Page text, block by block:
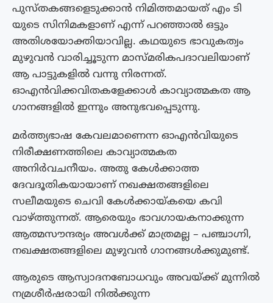
പുസ്തകങ്ങളെടുക്കാൻ നിമിത്തമായത് എം ടി
യുടെ സിനിമകളാണ് എന്ന് പറഞ്ഞാൽ ഒട്ടും
അതിശയോക്തിയാവില്ല. കഥയുടെ ഭാവുകത്വം
മുഴുവൻ വാരിച്ചൂടുന്ന മാസ്മരികപദാവലിയാണ്
ആ പാട്ടുകളിൽ വന്നു നിരന്നത്.
ഓഎൻവിക്കവിതകളേക്കാൾ കാവ്യാത്മകത ആ
ഗാനങ്ങളിൽ ഇന്നും അനുഭവപ്പെടുന്നു.
മർത്ത്യഭാഷ കേവലമാണെന്ന ഓഎൻവിയുടെ
നിരീക്ഷണത്തിലെ കാവ്യാത്മകത
അനിർവചനീയം. അതു കേൾക്കാത്ത
ദേവദൂതികയായാണ് നഖക്ഷതങ്ങളിലെ
സലീമയുടെ ചെവി കേൾക്കായ്കയെ കവി
വാഴ്ത്തുന്നത്. ആരെയും ഭാവഗായകനാക്കുന്ന
ആത്മസൗന്ദര്യം അവൾക്ക് മാത്രമല്ല – പഞ്ചാഗ്നി,
നഖക്ഷതങ്ങളിലെ മുഴുവൻ ഗാനങ്ങൾക്കുമുണ്ട്.
ആരുടെ ആസ്വാദനബോധവും അവയ്ക്ക് മുന്നിൽ
നമ്രശീർഷരായി നിൽക്കുന്ന